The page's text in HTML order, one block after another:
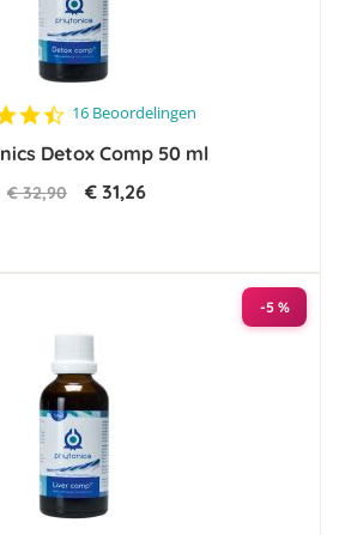
4.6
rating
16 Beoordelingen
Detox Comp 50 ml
€ 32,90 € 31,26
-5 %